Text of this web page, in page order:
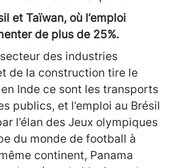
et Taïwan, où l’emploi
de plus de 25%.
des industries
de la construction tire le
Inde ce sont les transports
publics, et l’emploi au Brésil
l’élan des Jeux olympiques
du monde de football à
continent, Panama